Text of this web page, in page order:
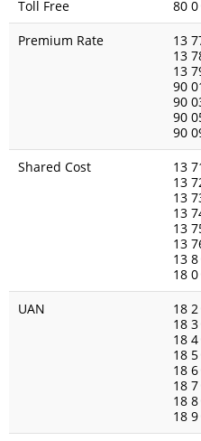
Toll Free
80 0
Premium Rate
13
13
13
90
90
90
90
Shared Cost
13
13
13
13
13
13
13 8
18 0
UAN
18 2
18 3
18 4
18 5
18 6
18 7
18 8
18 9